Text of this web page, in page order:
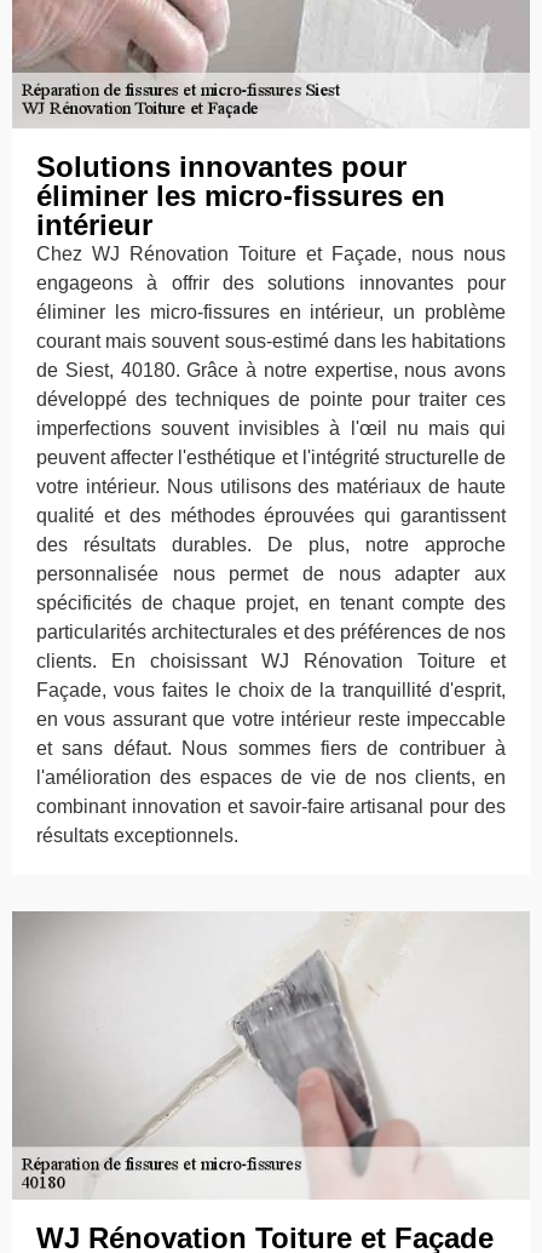
Solutions innovantes pour
éliminer les micro-fissures en
intérieur
Chez WJ Rénovation Toiture et Façade, nous nous
engageons à offrir des solutions innovantes pour
éliminer les micro-fissures en intérieur, un problème
courant mais souvent sous-estimé dans les habitations
de Siest, 40180. Grâce à notre expertise, nous avons
développé des techniques de pointe pour traiter ces
imperfections souvent invisibles à l'œil nu mais qui
peuvent affecter l'esthétique et l'intégrité structurelle de
votre intérieur. Nous utilisons des matériaux de haute
qualité et des méthodes éprouvées qui garantissent
des résultats durables. De plus, notre approche
personnalisée nous permet de nous adapter aux
spécificités de chaque projet, en tenant compte des
particularités architecturales et des préférences de nos
clients. En choisissant WJ Rénovation Toiture et
Façade, vous faites le choix de la tranquillité d'esprit,
en vous assurant que votre intérieur reste impeccable
et sans défaut. Nous sommes fiers de contribuer à
l'amélioration des espaces de vie de nos clients, en
combinant innovation et savoir-faire artisanal pour des
résultats exceptionnels.
WJ Rénovation Toiture et Façade